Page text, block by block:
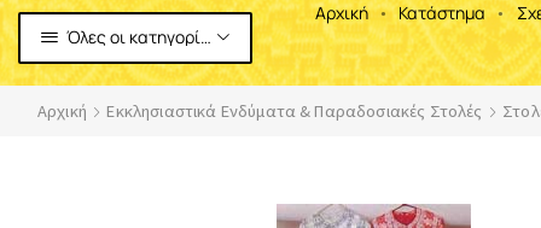
Όλες οι κατηγορίες
Αρχική Κατάστημα
Αρχική Εκκλησιαστικά Ενδύματα & Παραδοσιακές Στολές